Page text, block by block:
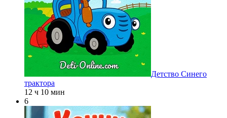
Детство Синего
трактора
12 ч 10 мин
6